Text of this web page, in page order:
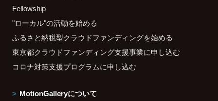
Fellowship
"ローカル"の活動を始める
ふるさと納税型クラウドファンディングを始める
東京都クラウドファンディング支援事業に申し込む
コロナ対策支援プログラムに申し込む
MotionGalleryについて